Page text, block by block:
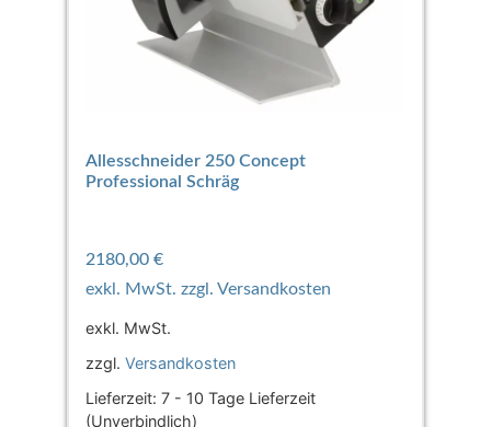
Allesschneider 250 Concept
Professional Schräg
2180,00 €
exkl. MwSt.
zzgl. Versandkosten
Lieferzeit: 7 - 10 Tage Lieferzeit
(Unverbindlich)